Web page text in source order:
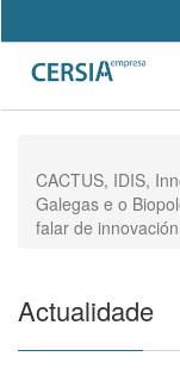
contenido
principal
Formulario
de
CACTUS, IDIS,
Galegas e o
falar de innovación
Actualidade